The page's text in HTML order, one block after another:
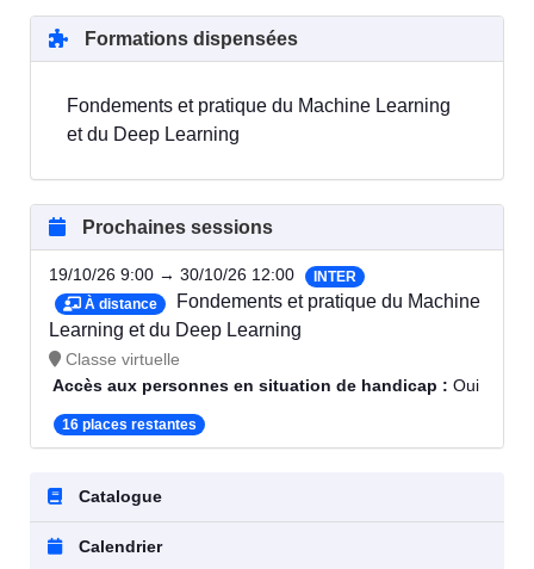
Formations dispensées
Fondements et pratique du Machine Learning
et du Deep Learning
Prochaines sessions
19/10/26 9:00 → 30/10/26 12:00
INTER
À distance
Fondements et pratique du Machine
Learning et du Deep Learning
Classe virtuelle
Accès aux personnes en situation de handicap : Oui
16 places restantes
Catalogue
Calendrier